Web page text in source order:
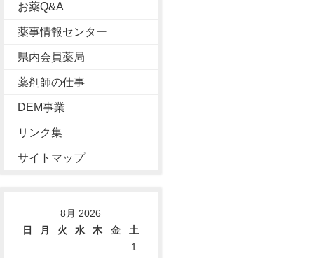
お薬Q&A
薬事情報センター
県内会員薬局
薬剤師の仕事
DEM事業
リンク集
サイトマップ
8月 2026
日
月 火 水 木 金
土
1